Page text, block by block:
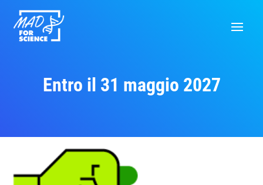
Entro il 31 maggio 2027